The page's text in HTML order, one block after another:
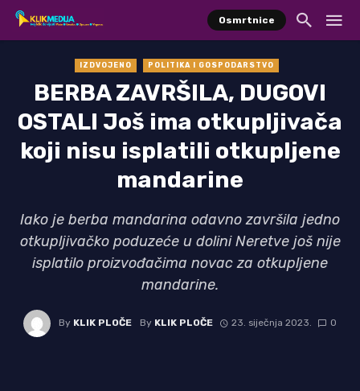
Osmrtnice
IZDVOJENO POLITIKA I GOSPODARSTVO
BERBA ZAVRŠILA, DUGOVI
OSTALI Još ima otkupljivača
koji nisu isplatili otkupljene
mandarine
Iako je berba mandarina odavno završila jedno
otkupljivačko poduzeće u dolini Neretve još nije
isplatilo proizvođačima novac za otkupljene
mandarine.
By KLIK PLOČE By KLIK PLOČE 23. siječnja 2023. 0